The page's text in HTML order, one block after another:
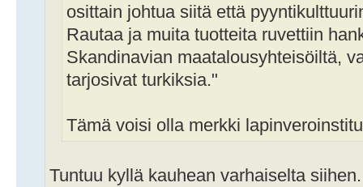
osittain johtua siitä että
Rautaa ja muita tuotteita ruvettiin
Skandinavian maatalousyhteisöiltä,
tarjosivat turkiksia."
Tämä voisi olla merkki
Tuntuu kyllä kauhean varhaiselta